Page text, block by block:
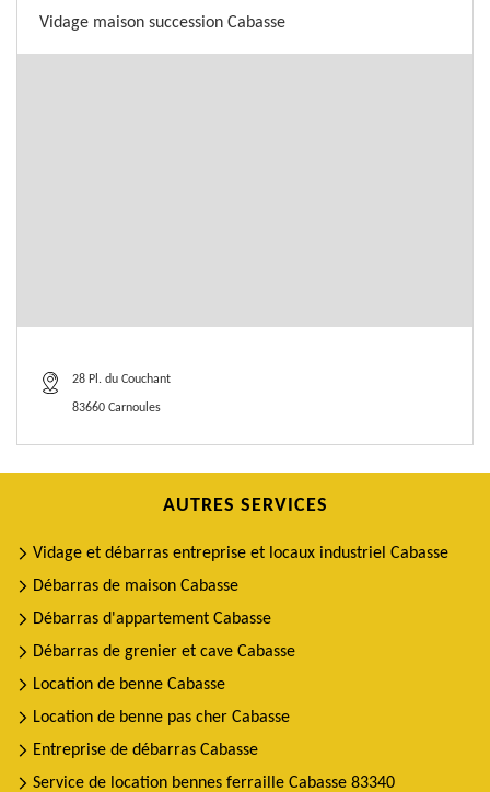
Vidage maison succession Cabasse
28 Pl. du Couchant
83660 Carnoules
AUTRES SERVICES
Vidage et débarras entreprise et locaux industriel Cabasse
Débarras de maison Cabasse
Débarras d'appartement Cabasse
Débarras de grenier et cave Cabasse
Location de benne Cabasse
Location de benne pas cher Cabasse
Entreprise de débarras Cabasse
Service de location bennes ferraille Cabasse 83340